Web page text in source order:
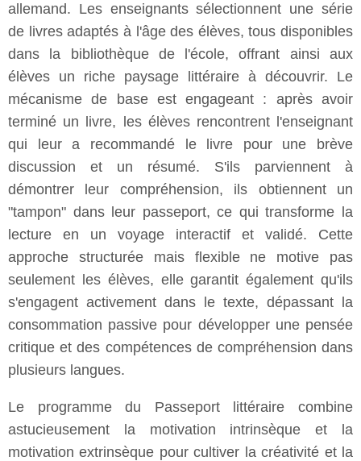
allemand. Les enseignants sélectionnent une série
de livres adaptés à l'âge des élèves, tous disponibles
dans la bibliothèque de l'école, offrant ainsi aux
élèves un riche paysage littéraire à découvrir. Le
mécanisme de base est engageant : après avoir
terminé un livre, les élèves rencontrent l'enseignant
qui leur a recommandé le livre pour une brève
discussion et un résumé. S'ils parviennent à
démontrer leur compréhension, ils obtiennent un
"tampon" dans leur passeport, ce qui transforme la
lecture en un voyage interactif et validé. Cette
approche structurée mais flexible ne motive pas
seulement les élèves, elle garantit également qu'ils
s'engagent activement dans le texte, dépassant la
consommation passive pour développer une pensée
critique et des compétences de compréhension dans
plusieurs langues.
Le programme du Passeport littéraire combine
astucieusement la motivation intrinsèque et la
motivation extrinsèque pour cultiver la créativité et la